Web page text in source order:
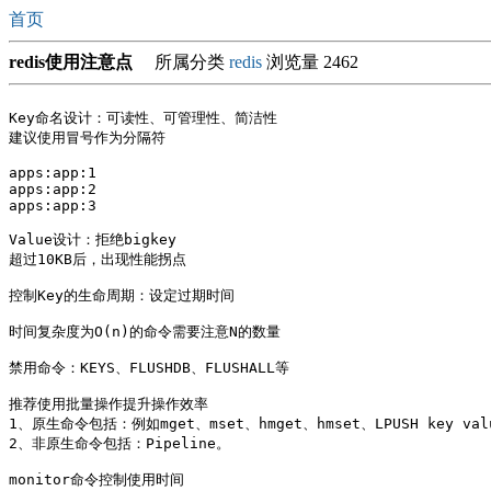
首页
redis使用注意点 所属分类 redis 浏览量 2462
Key命名设计：可读性、可管理性、简洁性
建议使用冒号作为分隔符
apps:app:1
apps:app:2
apps:app:3
Value设计：拒绝bigkey
超过10KB后，出现性能拐点
控制Key的生命周期：设定过期时间
时间复杂度为O(n)的命令需要注意N的数量
禁用命令：KEYS、FLUSHDB、FLUSHALL等
推荐使用批量操作提升操作效率
1、原生命令包括：例如mget、mset、hmget、hmset、LPUSH key
2、非原生命令包括：Pipeline。
monitor命令控制使用时间